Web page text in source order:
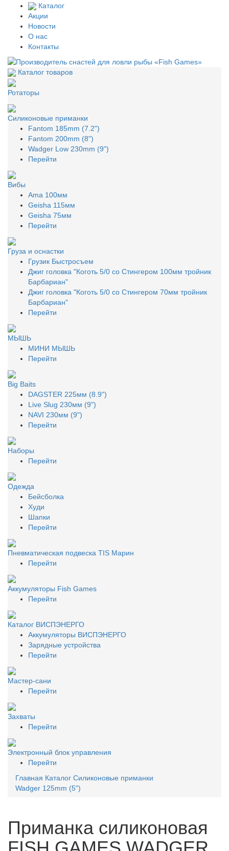
Каталог
Акции
Новости
О нас
Контакты
Каталог товаров
Ротаторы
Силиконовые приманки
Fantom 185mm (7.2")
Fantom 200mm (8")
Wadger Low 230mm (9")
Перейти
Вибы
Ama 100мм
Geisha 115мм
Geisha 75мм
Перейти
Груза и оснастки
Грузик Быстросъем
Джиг головка "Коготь 5/0 со Стингером 100мм тройник
Барбариан"
Джиг головка "Коготь 5/0 со Стингером 70мм тройник
Барбариан"
Перейти
МЫШЬ
МИНИ МЫШЬ
Перейти
Big Baits
DAGSTER 225мм (8.9")
Live Slug 230мм (9")
NAVI 230мм (9")
Перейти
Наборы
Перейти
Одежда
Бейсболка
Худи
Шапки
Перейти
Пневматическая подвеска TIS Марин
Перейти
Аккумуляторы Fish Games
Перейти
Каталог ВИСПЭНЕРГО
Аккумуляторы ВИСПЭНЕРГО
Зарядные устройства
Перейти
Мастер-сани
Перейти
Захваты
Перейти
Электронный блок управления
Перейти
Главная Каталог Силиконовые приманки
Wadger 125mm (5")
Приманка силиконовая